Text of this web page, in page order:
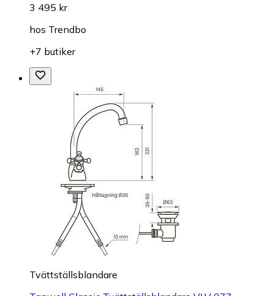
3 495 kr
hos Trendbo
+7 butiker
Tvättställsblandare